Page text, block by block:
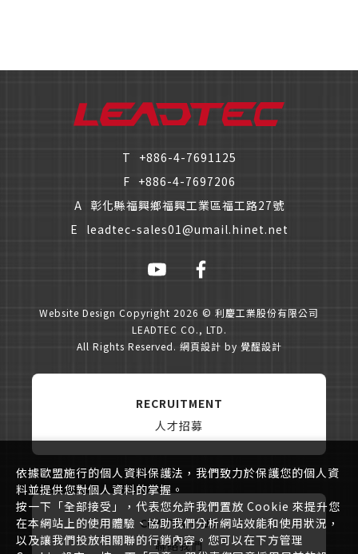
T
+886-4-7691125
F +886-4-7697206
A 彰化縣福興鄉福興工業區福工路27號
E
leadtec-sales01@umail.hinet.net
Website Design Copyright 2026 © 利慶工業股份有限公司
LEADTEC CO., LTD.
All Rights Reserved. 網頁設計 by 覺醒設計
RECRUITMENT
人才招募
CONTACT US
聯絡我們
依據歐盟施行的個人資料保護法，我們致力於保護您的個人資
料並提供您對個人資料的掌握。
按一下「全部接受」，代表您允許我們置放 Cookie 來提升您
在本網站上的使用體驗、協助我們分析網站效能和使用狀況，
以及讓我們投放相關聯的行銷內容。您可以在下方管理